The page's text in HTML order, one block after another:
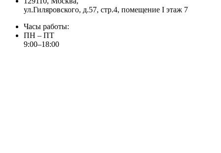
ул.Гиляровского, д.57, стр.4, помещение I этаж 7
Часы работы:
ПН – ПТ
9:00–18:00